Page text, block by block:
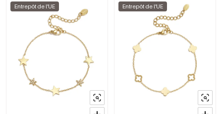
Entrepôt de l'UE Entrepôt de l'UE